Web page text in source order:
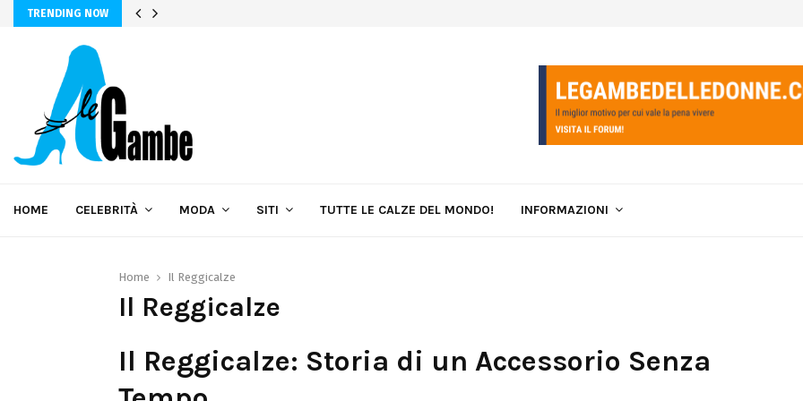
TRENDING NOW
HOME CELEBRITÀ MODA SITI TUTTE LE CALZE DEL MONDO! INFORMAZIONI
Home Il Reggicalze
Il Reggicalze
Il Reggicalze: Storia di un Accessorio Senza